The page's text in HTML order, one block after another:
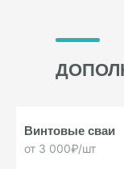
Винтовые сваи
от 3 000₽/шт